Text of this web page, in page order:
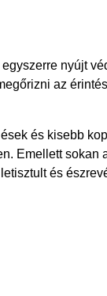
nyújt
az
és kisebb
Emellett sokan
és